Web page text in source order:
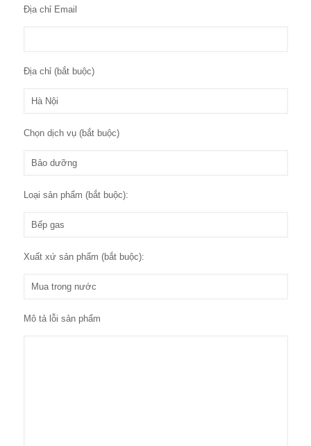
Địa chỉ Email
Địa chỉ (bắt buộc)
Chọn dịch vụ (bắt buộc)
Loại sản phẩm (bắt buộc):
Xuất xứ sản phẩm (bắt buộc):
Mô tả lỗi sản phẩm